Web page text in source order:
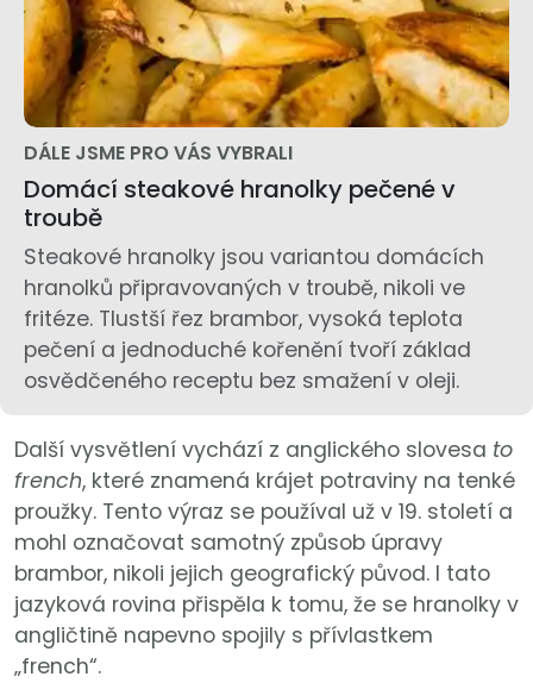
DÁLE JSME PRO VÁS VYBRALI
Domácí steakové hranolky pečené v
troubě
Steakové hranolky jsou variantou domácích
hranolků připravovaných v troubě, nikoli ve
fritéze. Tlustší řez brambor, vysoká teplota
pečení a jednoduché kořenění tvoří základ
osvědčeného receptu bez smažení v oleji.
Další vysvětlení vychází z anglického slovesa to
french, které znamená krájet potraviny na tenké
proužky. Tento výraz se používal už v 19. století a
mohl označovat samotný způsob úpravy
brambor, nikoli jejich geografický původ. I tato
jazyková rovina přispěla k tomu, že se hranolky v
angličtině napevno spojily s přívlastkem
„french“.